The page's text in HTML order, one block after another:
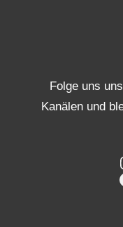
Folge uns
Kanälen und